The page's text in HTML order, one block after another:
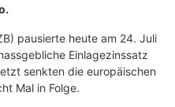
pausierte heute am 24. Juli
Einlagezinssatz
senkten die europäischen
Mal in Folge.